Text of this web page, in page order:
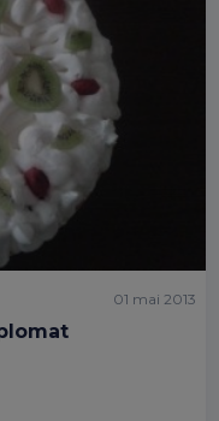
01 mai 2013